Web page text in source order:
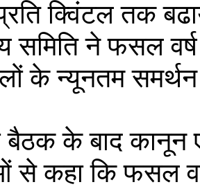
क्विंटल तक
समिति ने फसल
के न्यूनतम समर्थन
बैठक के बाद कानून
से कहा कि फसल